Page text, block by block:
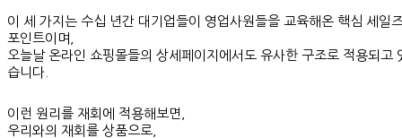
이 세 가지는 수십 년간 대기업들이 영업사원들을 교육해온 핵심 세일
포인트이며,
오늘날 온라인 쇼핑몰들의 상세페이지에서도 유사한 구조로 적용되고
습니다.
이런 원리를 재회에 적용해보면,
우리와의 재회를 상품으로,